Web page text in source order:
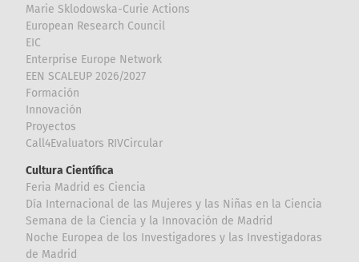
Marie Sklodowska-Curie Actions
European Research Council
EIC
Enterprise Europe Network
EEN SCALEUP 2026/2027
Formación
Innovación
Proyectos
Call4Evaluators RIVCircular
Cultura Científica
Feria Madrid es Ciencia
Día Internacional de las Mujeres y las Niñas en la Ciencia
Semana de la Ciencia y la Innovación de Madrid
Noche Europea de los Investigadores y las Investigadoras
de Madrid